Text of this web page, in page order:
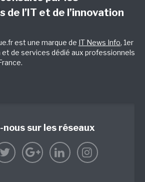
l’IT et de l’innovation
est une marque de IT News Info, 1er
de services dédié aux professionnels
nous sur les réseaux